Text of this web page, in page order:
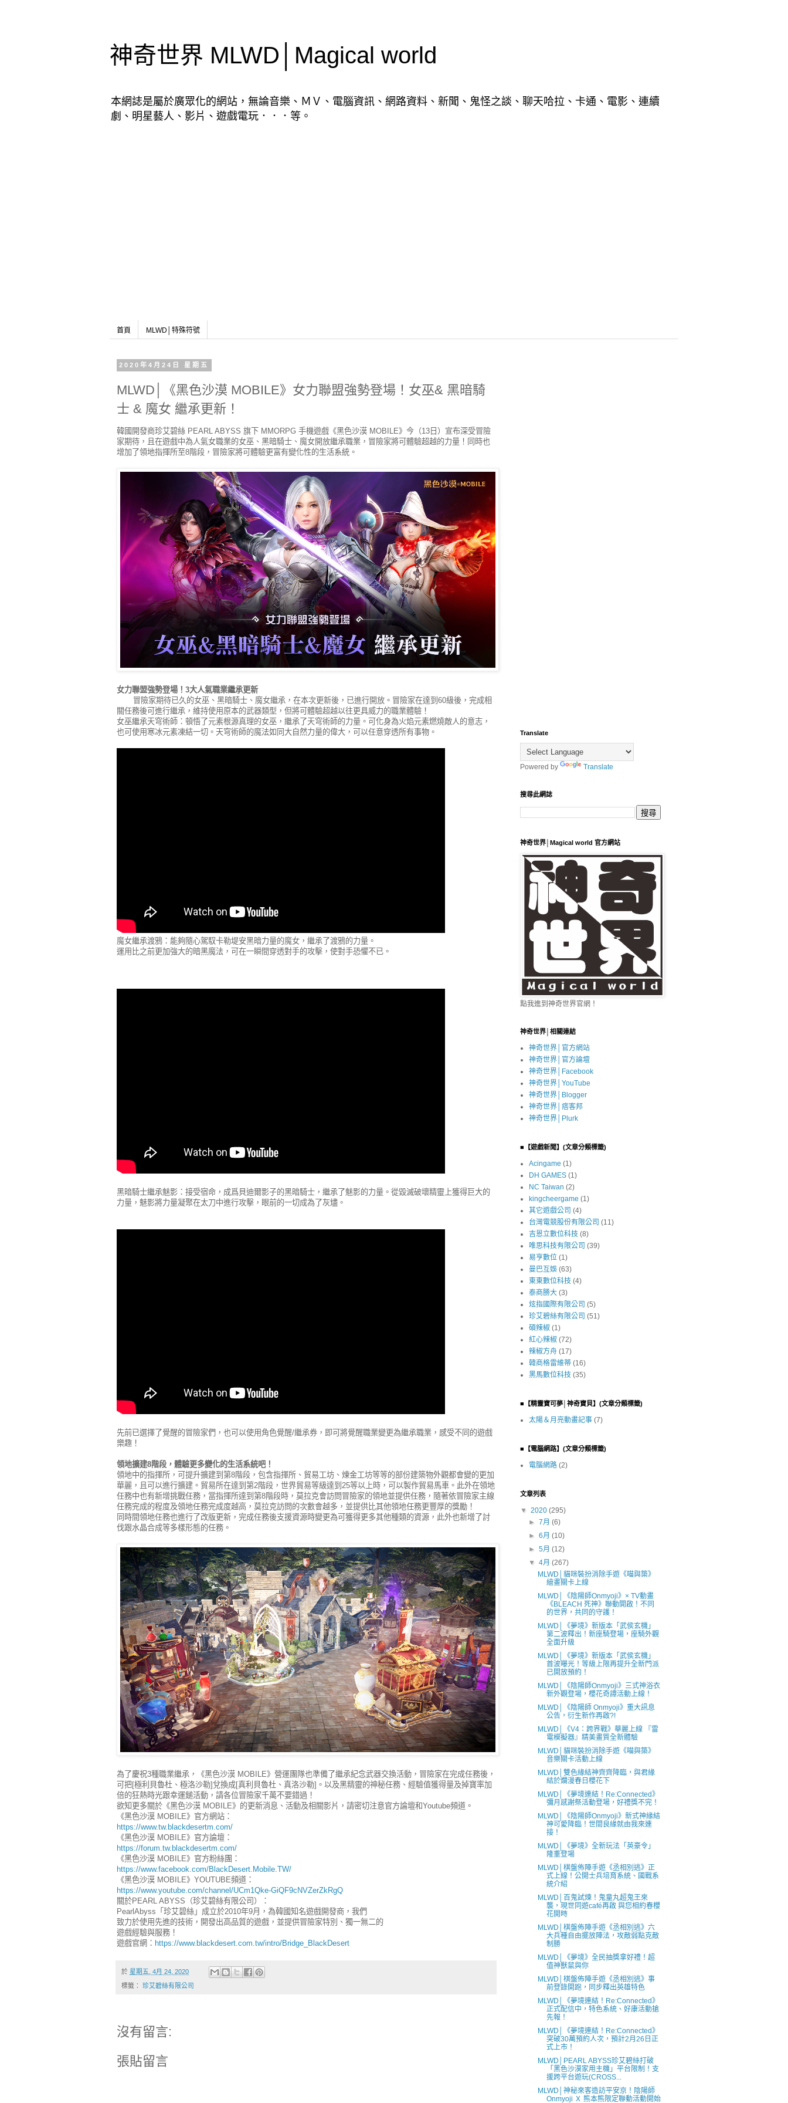
神奇世界 MLWD│Magical world
本網誌是屬於廣眾化的網站，無論音樂、ＭＶ、電腦資訊、網路資料、新聞、鬼怪之談、聊天哈拉、卡通、電影、連續
劇、明星藝人、影片、遊戲電玩．．．等。
首頁 MLWD│特殊符號
2020年4月24日 星期五
MLWD│《黑色沙漠 MOBILE》女力聯盟強勢登場！女巫& 黑暗騎
士 & 魔女 繼承更新！
韓國開發商珍艾碧絲 PEARL ABYSS 旗下 MMORPG 手機遊戲《黑色沙漠 MOBILE》今（13日）宣布深受冒險
家期待，且在遊戲中為人氣女職業的女巫、黑暗騎士、魔女開放繼承職業，冒險家將可體驗超越的力量！同時也
增加了領地指揮所至8階段，冒險家將可體驗更富有變化性的生活系統。
女力聯盟強勢登場！3大人氣職業繼承更新
冒險家期待已久的女巫、黑暗騎士、魔女繼承，在本次更新後，已進行開放。冒險家在達到60級後，完成相
關任務後可進行繼承，維持使用原本的武器類型，但將可體驗超越以往更具威力的職業體驗！
女巫繼承天穹術師：頓悟了元素根源真理的女巫，繼承了天穹術師的力量。可化身為火焰元素燃燒敵人的意志，
也可使用寒冰元素凍結一切。天穹術師的魔法如同大自然力量的偉大，可以任意穿透所有事物。
魔女繼承渡鴉：能夠隨心駕馭卡勒堤安黑暗力量的魔女，繼承了渡鴉的力量。
運用比之前更加強大的暗黑魔法，可在一瞬間穿透對手的攻擊，使對手恐懼不已。
黑暗騎士繼承魅影：接受宿命，成爲貝迪爾影子的黑暗騎士，繼承了魅影的力量。從毀滅破壞精靈上獲得巨大的
力量，魅影將力量凝聚在太刀中進行攻擊，眼前的一切成為了灰燼。
先前已選擇了覺醒的冒險家們，也可以使用角色覺醒/繼承券，即可將覺醒職業變更為繼承職業，感受不同的遊戲
樂趣！
領地擴建8階段，體驗更多變化的生活系統吧！
領地中的指揮所，可提升擴建到第8階段，包含指揮所、貿易工坊、煉金工坊等等的部份建築物外觀都會變的更加
華麗，且可以進行擴建。貿易所在達到第2階段，世界貿易等級達到25等以上時，可以製作貿易馬車。此外在領地
任務中也有新增挑戰任務，當指揮所達到第8階段時，莫拉克會訪問冒險家的領地並提供任務，隨著依冒險家主線
任務完成的程度及領地任務完成度越高，莫拉克訪問的次數會越多，並提供比其他領地任務更豐厚的獎勵！
同時間領地任務也進行了改版更新，完成任務後支援資源時變更為可獲得更多其他種類的資源，此外也新增了討
伐跟水晶合成等多樣形態的任務。
為了慶祝3種職業繼承，《黑色沙漠 MOBILE》營運團隊也準備了繼承紀念武器交換活動，冒險家在完成任務後，
可把[極利貝魯杜、極洛沙勒]兌換成[真利貝魯杜、真洛沙勒]。以及黑精靈的神秘任務、經驗值獲得量及掉寶率加
倍的狂熱時光跟幸運鎚活動，請各位冒險家千萬不要錯過！
欲知更多關於《黑色沙漠 MOBILE》的更新消息、活動及相關影片，請密切注意官方論壇和Youtube頻道。
《黑色沙漠 MOBILE》官方網站：
https://www.tw.blackdesertm.com/
《黑色沙漠 MOBILE》官方論壇：
https://forum.tw.blackdesertm.com/
《黑色沙漠 MOBILE》官方粉絲團：
https://www.facebook.com/BlackDesert.Mobile.TW/
《黑色沙漠 MOBILE》YOUTUBE頻道：
https://www.youtube.com/channel/UCm1Qke-GiQF9cNVZerZkRgQ
關於PEARL ABYSS（珍艾碧絲有限公司）：
PearlAbyss「珍艾碧絲」成立於2010年9月，為韓國知名遊戲開發商，我們
致力於使用先進的技術，開發出高品質的遊戲，並提供冒險家特別、獨一無二的
遊戲經驗與服務！
遊戲官網： https://www.blackdesert.com.tw/intro/Bridge_BlackDesert
於 星期五, 4月 24, 2020
標籤： 珍艾碧絲有限公司
沒有留言:
張貼留言
Translate
Powered by Translate
搜尋此網誌
神奇世界│Magical world 官方網站
點我進到神奇世界官網！
神奇世界│相關連結
神奇世界│官方網站
神奇世界│官方論壇
神奇世界│Facebook
神奇世界│YouTube
神奇世界│Blogger
神奇世界│痞客邦
神奇世界│Plurk
■【遊戲新聞】(文章分類標籤)
Acingame (1)
DH GAMES (1)
NC Taiwan (2)
kingcheergame (1)
其它遊戲公司 (4)
台灣電競股份有限公司 (11)
吉恩立數位科技 (8)
唯思科技有限公司 (39)
易亨數位 (1)
曼巴互娛 (63)
東東數位科技 (4)
泰商勝大 (3)
炫指國際有限公司 (5)
珍艾碧絲有限公司 (51)
碩辣椒 (1)
紅心辣椒 (72)
辣椒方舟 (17)
韓商格雷維蒂 (16)
黑馬數位科技 (35)
■【精靈寶可夢│神奇寶貝】(文章分類標籤)
太陽＆月亮動畫記事 (7)
■【電腦網路】(文章分類標籤)
電腦網路 (2)
文章列表
▼ 2020 (295)
►7月(6)
►6月(10)
►5月(12)
▼4月(267)
MLWD│貓咪裝扮消除手遊《喵與築》
繪畫關卡上線
MLWD│《陰陽師Onmyoji》× TV動畫
《BLEACH 死神》聯動開啟！不同
的世界，共同的守護！
MLWD│《夢境》新版本「武侯玄機」
第二波釋出！新座騎登場，座騎外觀
全面升級
MLWD│《夢境》新版本「武侯玄機」
首波曝光！等級上限再提升全新門派
已開放預約！
MLWD│《陰陽師Onmyoji》三式神浴衣
新外觀登場，櫻花奇譚活動上線！
MLWD│《陰陽師 Onmyoji》重大訊息
公告，衍生新作再啟?!
MLWD│《V4：跨界戰》華麗上線 『雷
電模擬器』精美畫質全新體驗
MLWD│貓咪裝扮消除手遊《喵與築》
音樂關卡活動上線
MLWD│雙色緣結神齊齊降臨，與君緣
結於爛漫春日櫻花下
MLWD│《夢境連結！Re:Connected》
彌月感謝祭活動登場，好禮獎不完！
MLWD│《陰陽師Onmyoji》新式神緣結
神可愛降臨！世間良緣就由我來連
接！
MLWD│《夢境》全新玩法「英豪令」
隆重登場
MLWD│棋盤佈陣手遊《丞相別逃》正
式上線！公開士兵培育系統、國戰系
統介紹
MLWD│百鬼試煉！鬼童丸超鬼王來
襲，現世同遊café再啟 與您相約春櫻
花開時
MLWD│棋盤佈陣手遊《丞相別逃》六
大兵種自由擺放陣法，攻敵弱點克敵
制勝
MLWD│《夢境》全民抽獎拿好禮！超
值神獸鼠與你
MLWD│棋盤佈陣手遊《丞相別逃》事
前登錄開跑，同步釋出英雄特色
MLWD│《夢境連結！Re:Connected》
正式配信中，特色系統、好康活動搶
先報！
MLWD│《夢境連結！Re:Connected》
突破30萬預約人次，預計2月26日正
式上市！
MLWD│PEARL ABYSS珍艾碧絲打破
「黑色沙漠家用主機」平台限制！支
援跨平台遊玩(CROSS...
MLWD│神秘來客造訪平安京！陰陽師
Onmyoji Ｘ 熊本熊限定聯動活動開始